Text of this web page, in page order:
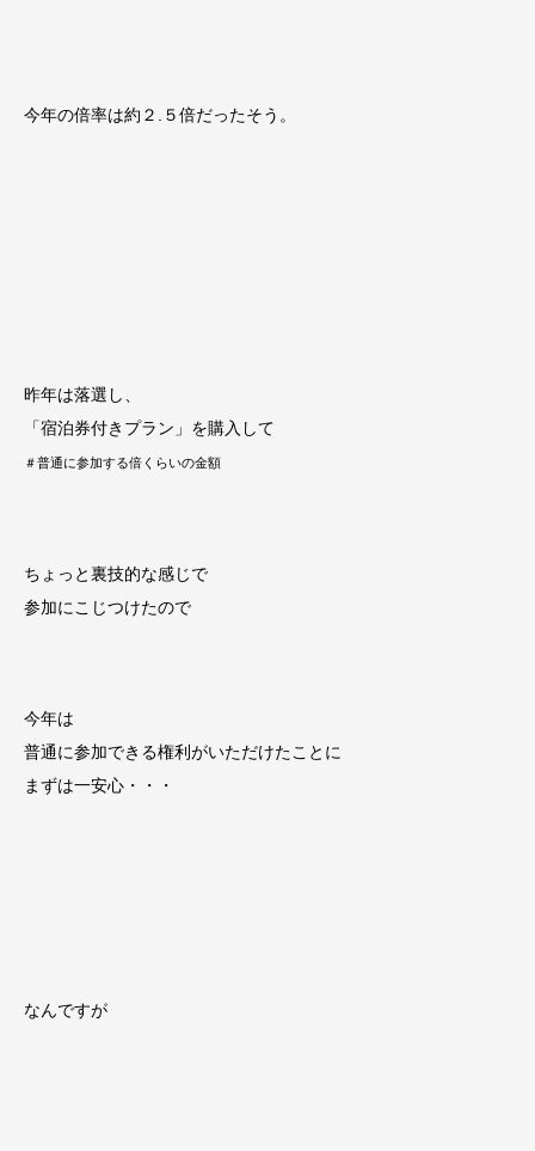
今年の倍率は約２.５倍だったそう。
昨年は落選し、
「宿泊券付きプラン」を購入して
＃普通に参加する倍くらいの金額
ちょっと裏技的な感じで
参加にこじつけたので
今年は
普通に参加できる権利がいただけたことに
まずは一安心・・・
なんですが